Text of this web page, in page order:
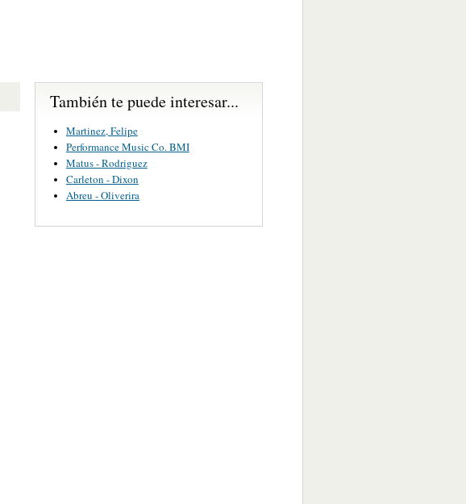
También te puede interesar...
Martinez, Felipe
Performance Music Co. BMI
Matus - Rodriguez
Carleton - Dixon
Abreu - Oliverira